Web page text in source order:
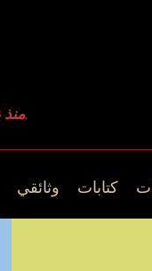
منذ عام 2009.
وثائقي كتابات